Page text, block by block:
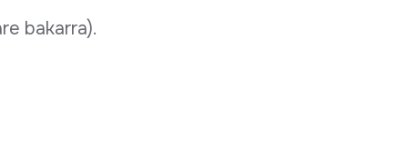
bakarra).